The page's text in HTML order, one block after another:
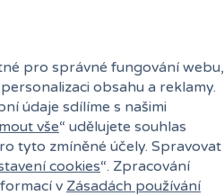
pro správné fungování webu,
obsahu a reklamy.
údaje sdílíme s našimi
vše“ udělujete souhlas
tyto zmíněné účely. Spravovat
cookies“. Zpracování
v Zásadách používání